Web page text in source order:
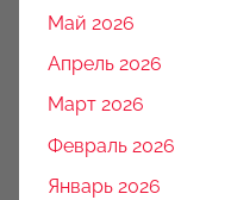
Май 2026
Апрель 2026
Март 2026
Февраль 2026
Январь 2026